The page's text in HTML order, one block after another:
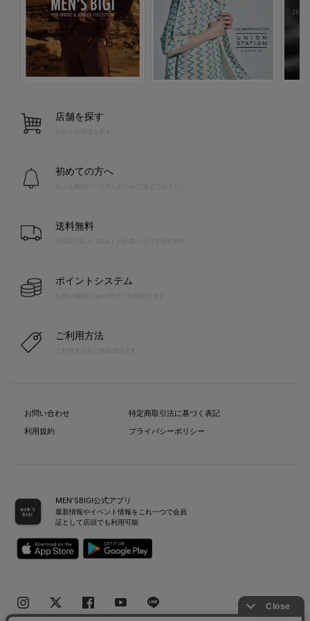
店舗を探す
お近くの店舗を探す
初めての方へ
送料無料
10,000円以上（税込）のお買い上げで送料無料
ポイントシステム
お買い物毎に1pt=1円でご利用頂けます
ご利用方法
お問い合わせ
利用規約
特定商取引法に基づく表記
プライバシーポリシー
MEN’SBIGI公式アプリ
最新情報やイベント情報をこれ一つで会員
証として店頭でも利用可能